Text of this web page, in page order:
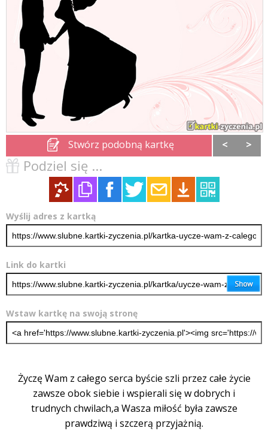
Stwórz podobną kartkę < >
Podziel się ...
Wyślij adres z kartką
Link do kartki
Wstaw kartkę na swoją stronę
Życzę Wam z całego serca byście szli przez całe życie
zawsze obok siebie i wspierali się w dobrych i
trudnych chwilach,a Wasza miłość była zawsze
prawdziwą i szczerą przyjażnią.